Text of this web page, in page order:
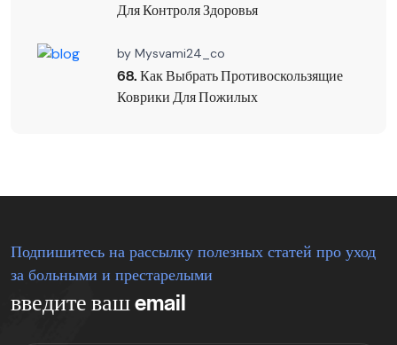
Для Контроля Здоровья
by Mysvami24_co
68. Как Выбрать Противоскользящие
Коврики Для Пожилых
Подпишитесь на рассылку полезных статей про уход
за больными и престарелыми
введите ваш email